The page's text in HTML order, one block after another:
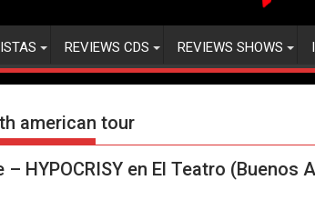
REVIEWS CDS REVIEWS SHOWS
american tour
HYPOCRISY en El Teatro (Buenos